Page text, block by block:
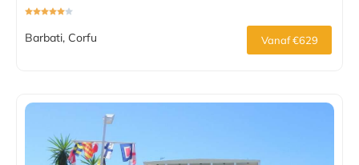
Barbati, Corfu Vanaf €629